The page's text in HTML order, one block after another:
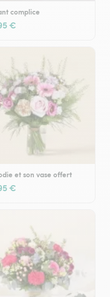
complice
€
et son vase offert
€